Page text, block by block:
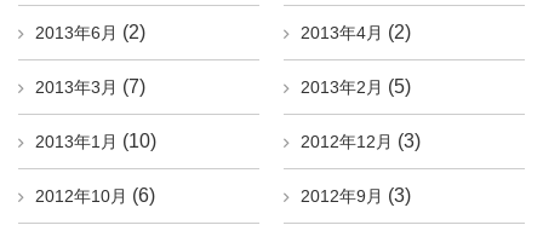
2013年6月 (2) 2013年4月 (2)
2013年3月 (7) 2013年2月 (5)
2013年1月 (10) 2012年12月 (3)
2012年10月 (6) 2012年9月 (3)